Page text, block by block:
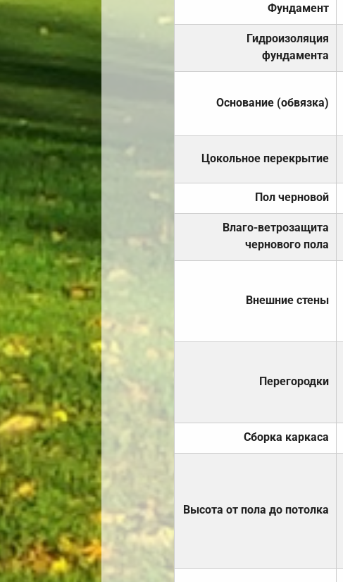
Фундамент
Гидроизоляция
фундамента
Основание (обвязка)
Цокольное перекрытие
Пол черновой
Влаго-ветрозащита
чернового пола
Внешние стены
Перегородки
Сборка каркаса
Высота от пола до потолка